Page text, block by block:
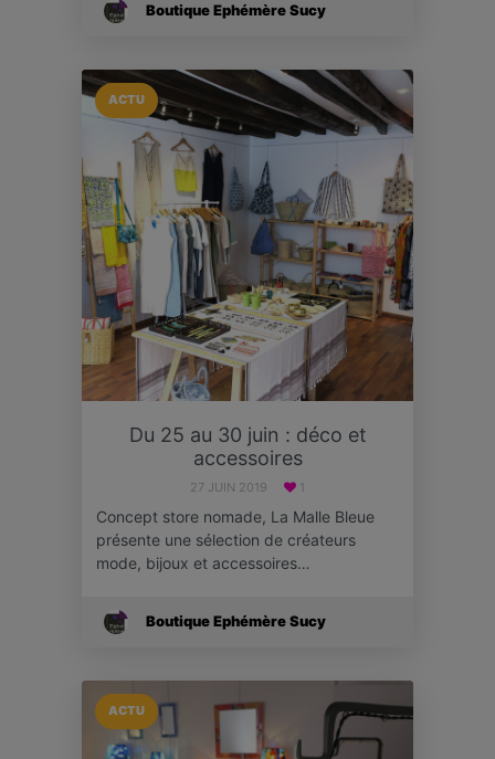
Boutique Ephémère Sucy
ACTU
Du 25 au 30 juin : déco et
accessoires
27 JUIN 2019 1
Concept store nomade, La Malle Bleue
présente une sélection de créateurs
mode, bijoux et accessoires…
Boutique Ephémère Sucy
ACTU